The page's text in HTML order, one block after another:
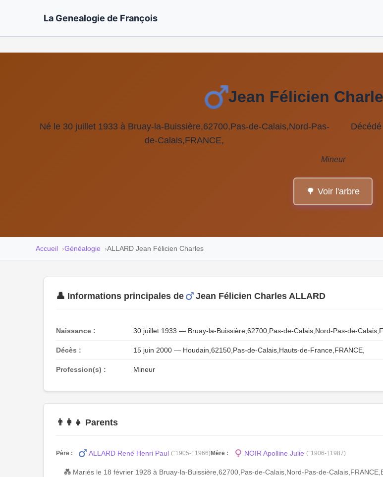
La Genealogie de François
Jean Félicien
Né le 30 juillet 1933 à Bruay-la-Buissière,62700,Pas-de-Calais,Nord-Pas-
de-Calais,FRANCE,
Mineur
🌳 Voir l'arbre
Accueil Généalogie ALLARD Jean Félicien Charles
👤 Informations principales de Jean Félicien Charles ALLARD
Naissance : 30 juillet 1933 — Bruay-la-Buissière,62700,Pas-de-Calais,Nord-Pas-de-
Décès : 15 juin 2000 — Houdain,62150,Pas-de-Calais,Hauts-de-France,FRANCE,
Profession(s) : Mineur
👨‍👩‍👧 Parents
Père : ALLARD René Henri Paul (°1905-†1966)Mère : NOIR Apolline Julie (°1906-†1987)
💑 Mariés le 18 février 1928 à Bruay-la-Buissière,62700,Pas-de-Calais,Nord-Pas-de-